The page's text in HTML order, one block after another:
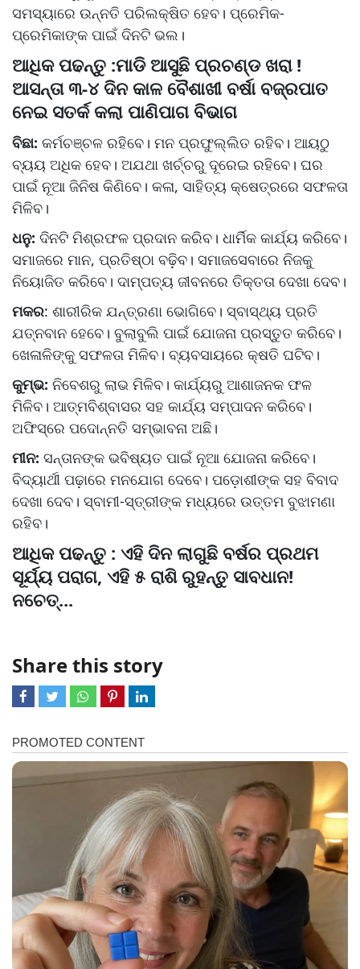
ସମସ୍ୟାରେ ଉନ୍ନତି ପରିଲକ୍ଷିତ ହେବ। ପ୍ରେମିକ-
ପ୍ରେମିକାଙ୍କ ପାଇଁ ଦିନଟି ଭଲ।
ଆଧିକ ପଢନ୍ତୁ :ମାଡି ଆସୁଛି ପ୍ରଚଣ୍ଡ ଖରା !
ଆସନ୍ତା ୩-୪ ଦିନ କାଳ ବୈଶାଖୀ ବର୍ଷା ବଜ୍ରପାତ
ନେଇ ସତର୍କ କଲା ପାଣିପାଗ ବିଭାଗ
ବିଛା: କର୍ମଚଞ୍ଚଳ ରହିବେ। ମନ ପ୍ରଫୁଲ୍ଲିତ ରହିବ। ଆୟଠୁ
ବ୍ୟୟ ଅଧିକ ହେବ। ଅଯଥା ଖର୍ଚ୍ଚରୁ ଦୂରେଇ ରହିବେ। ଘର
ପାଇଁ ନୂଆ ଜିନିଷ କିଣିବେ। କଳା, ସାହିତ୍ୟ କ୍ଷେତ୍ରରେ ସଫଳତା
ମିଳିବ।
ଧନୁ: ଦିନଟି ମିଶ୍ରଫଳ ପ୍ରଦାନ କରିବ। ଧାର୍ମିକ କାର୍ଯ୍ୟ କରିବେ।
ସମାଜରେ ମାନ, ପ୍ରତିଷ୍ଠା ବଢ଼ିବ। ସମାଜସେବାରେ ନିଜକୁ
ନିୟୋଜିତ କରିବେ। ଦାମ୍ପତ୍ୟ ଜୀବନରେ ତିକ୍ତତା ଦେଖା ଦେବ।
ମକର: ଶାରୀରିକ ଯନ୍ତ୍ରଣା ଭୋଗିବେ। ସ୍ବାସ୍ଥ୍ୟ ପ୍ରତି
ଯତ୍ନବାନ ହେବେ। ବୁଲାବୁଲି ପାଇଁ ଯୋଜନା ପ୍ରସ୍ତୁତ କରିବେ।
ଖେଳାଳିଙ୍କୁ ସଫଳତା ମିଳିବ। ବ୍ୟବସାୟରେ କ୍ଷତି ଘଟିବ।
କୁମ୍ଭ: ନିବେଶରୁ ଲାଭ ମିଳିବ। କାର୍ଯ୍ୟରୁ ଆଶାଜନକ ଫଳ
ମିଳିବ। ଆତ୍ମବିଶ୍ବାସର ସହ କାର୍ଯ୍ୟ ସମ୍ପାଦନ କରିବେ।
ଅଫିସ୍‌ରେ ପଦୋନ୍ନତି ସମ୍ଭାବନା ଅଛି।
ମୀନ: ସନ୍ତାନଙ୍କ ଭବିଷ୍ୟତ ପାଇଁ ନୂଆ ଯୋଜନା କରିବେ।
ବିଦ୍ୟାର୍ଥୀ ପଢ଼ାରେ ମନଯୋଗ ଦେବେ। ପଡ଼ୋଶୀଙ୍କ ସହ ବିବାଦ
ଦେଖା ଦେବ। ସ୍ବାମୀ-ସ୍ତ୍ରୀଙ୍କ ମଧ୍ୟରେ ଉତ୍ତମ ବୁଝାମଣା
ରହିବ।
ଆଧିକ ପଢନ୍ତୁ : ଏହି ଦିନ ଲାଗୁଛି ବର୍ଷର ପ୍ରଥମ
ସୂର୍ଯ୍ୟ ପରାଗ, ଏହି ୫ ରାଶି ରୁହନ୍ତୁ ସାବଧାନ!
ନଚେତ୍...
Share this story